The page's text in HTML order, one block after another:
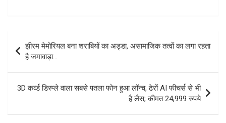
Post
navigation
झीरम मेमोरियल बना शराबियों का अड्डा, असामाजिक तत्वों का लगा रहता
है जमावाड़ा…
3D कर्व्ड डिस्प्ले वाला सबसे पतला फोन हुआ लॉन्च, ढेरों AI फीचर्स से भी
है लैस; कीमत 24,999 रुपये